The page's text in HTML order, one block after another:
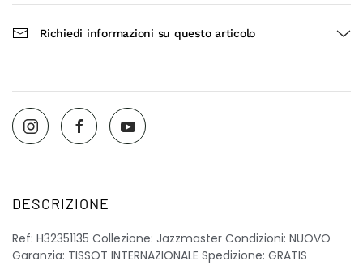
Richiedi informazioni su questo articolo
DESCRIZIONE
Ref: H32351135 Collezione: Jazzmaster Condizioni: NUOVO
Garanzia: TISSOT INTERNAZIONALE Spedizione: GRATIS